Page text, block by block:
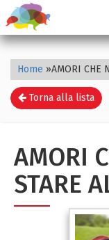
Home »AMORI CHE
Torna alla lista
AMORI
STARE